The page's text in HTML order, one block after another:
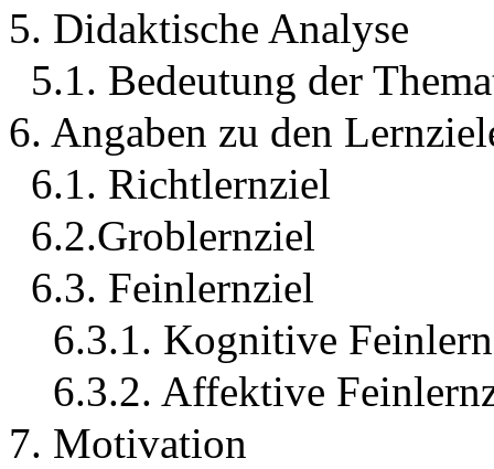
5. Didaktische Analyse
5.1. Bedeutung der
6. Angaben zu den
6.1. Richtlernziel
6.2.Groblernziel
6.3. Feinlernziel
6.3.1. Kognitive
6.3.2. Affektive
7. Motivation